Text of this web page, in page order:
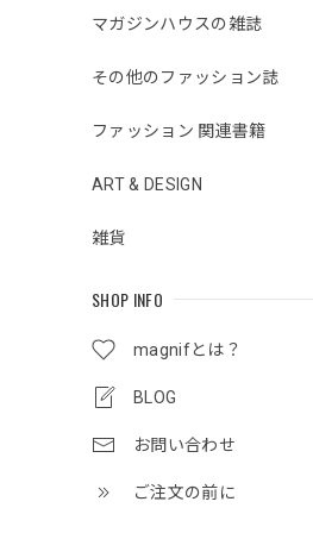
マガジンハウスの雑誌
その他のファッション誌
ファッション 関連書籍
ART & DESIGN
雑貨
SHOP INFO
magnifとは？
BLOG
お問い合わせ
ご注文の前に